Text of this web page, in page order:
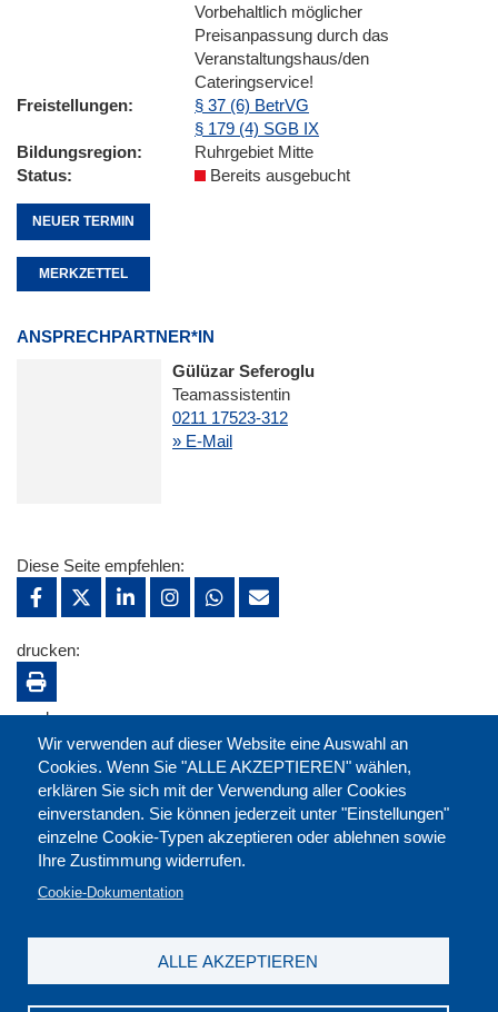
Vorbehaltlich möglicher
Preisanpassung durch das
Veranstaltungshaus/den
Cateringservice!
Freistellungen
§ 37 (6) BetrVG
§ 179 (4) SGB IX
Bildungsregion
Ruhrgebiet Mitte
Status
Bereits ausgebucht
NEUER TERMIN
MERKZETTEL
ANSPRECHPARTNER*IN
Gülüzar Seferoglu
Teamassistentin
0211 17523-312
» E-Mail
Wir verwenden auf dieser Website eine Auswahl an
Cookies. Wenn Sie "ALLE AKZEPTIEREN" wählen,
erklären Sie sich mit der Verwendung aller Cookies
einverstanden. Sie können jederzeit unter "Einstellungen"
einzelne Cookie-Typen akzeptieren oder ablehnen sowie
Ihre Zustimmung widerrufen.
Cookie-Dokumentation
ALLE AKZEPTIEREN
Diese Seite empfehlen:
drucken:
merken: